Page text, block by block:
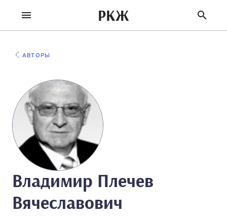
РКЖ
АВТОРЫ
Владимир Плечев
Вячеславович